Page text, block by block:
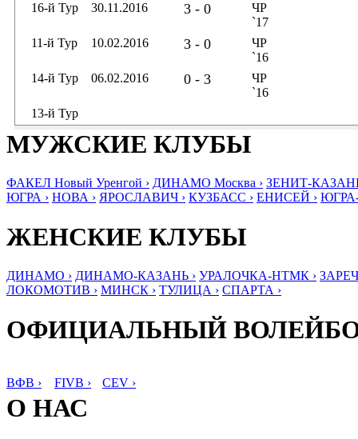
16-й Тур
30.11.2016 3 - 0
ЧР
`17
11-й Тур
10.02.2016 3 - 0
ЧР
`16
14-й Тур
06.02.2016 0 - 3
ЧР
`16
13-й Тур
МУЖСКИЕ КЛУБЫ
ФАКЕЛ Новый Уренгой › ДИНАМО Москва › ЗЕНИТ-
ЮГРА › НОВА › ЯРОСЛАВИЧ › КУЗБАСС › ЕНИСЕЙ ›
ЖЕНСКИЕ КЛУБЫ
ДИНАМО › ДИНАМО-КАЗАНЬ › УРАЛОЧКА-НТМК ›
ЛОКОМОТИВ › МИНСК › ТУЛИЦА › СПАРТА ›
ОФИЦИАЛЬНЫЙ
ВФВ › FIVB › CEV ›
О НАС